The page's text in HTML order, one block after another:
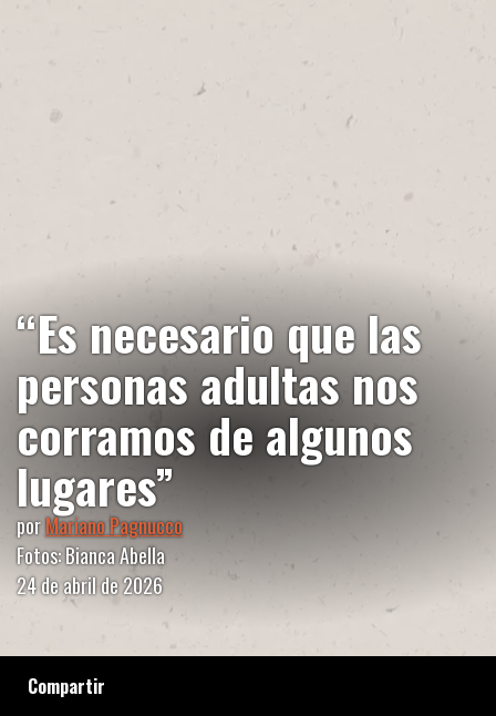
Compartir
“Es necesario que las
personas adultas nos
corramos de algunos
lugares”
porMariano Pagnucco
Fotos: Bianca Abella
24 de abril de 2026